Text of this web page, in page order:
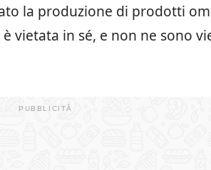
la produzione di prodotti
vietata in sé, e non ne sono